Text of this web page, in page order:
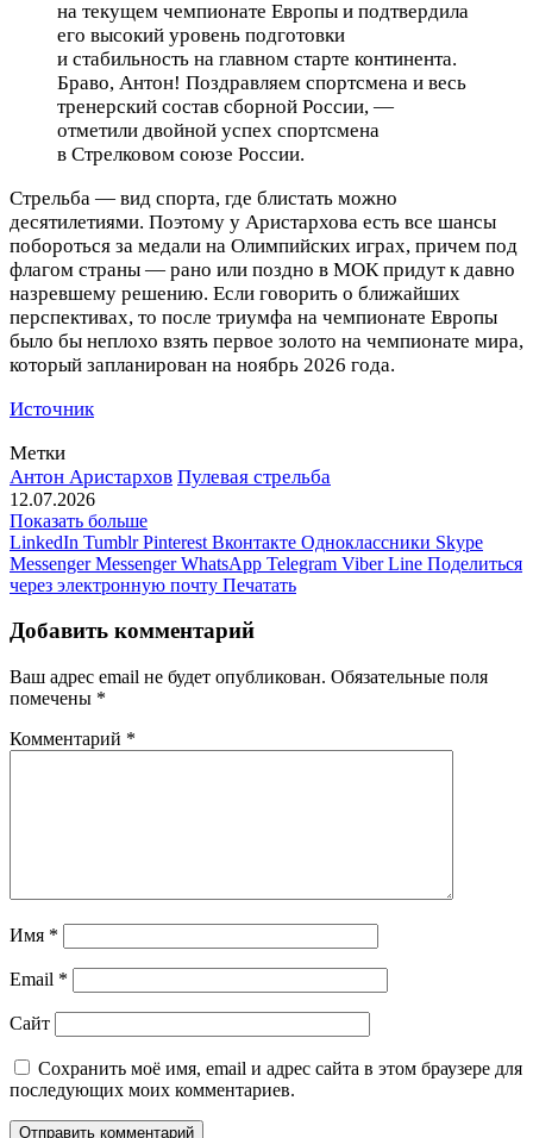
на текущем чемпионате Европы и подтвердила
его высокий уровень подготовки
и стабильность на главном старте континента.
Браво, Антон! Поздравляем спортсмена и весь
тренерский состав сборной России, —
отметили двойной успех спортсмена
в Стрелковом союзе России.
Стрельба — вид спорта, где блистать можно
десятилетиями. Поэтому у Аристархова есть все шансы
побороться за медали на Олимпийских играх, причем под
флагом страны — рано или поздно в МОК придут к давно
назревшему решению. Если говорить о ближайших
перспективах, то после триумфа на чемпионате Европы
было бы неплохо взять первое золото на чемпионате мира,
который запланирован на ноябрь 2026 года.
Источник
Метки
Антон Аристархов Пулевая стрельба
12.07.2026
Показать больше
LinkedIn Tumblr Pinterest Вконтакте Одноклассники Skype
Messenger Messenger WhatsApp Telegram Viber Line Поделиться
через электронную почту Печатать
Добавить комментарий
Ваш адрес email не будет опубликован. Обязательные поля
помечены *
Комментарий *
Имя *
Email *
Сайт
Сохранить моё имя, email и адрес сайта в этом браузере для
последующих моих комментариев.